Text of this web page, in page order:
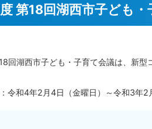
第18回湖西市子ども・
回湖西市子ども・子育て会議は、新
令和4年2月4日（金曜日）～令和3年2